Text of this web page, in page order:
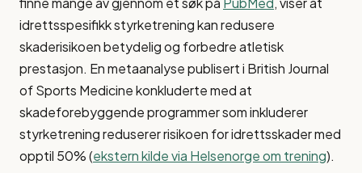
idrettsspesifikk styrketrening kan redusere
skaderisikoen betydelig og forbedre atletisk
prestasjon. En metaanalyse publisert i British Journal
of Sports Medicine konkluderte med at
skadeforebyggende programmer som inkluderer
styrketrening reduserer risikoen for idrettsskader med
opptil 50% (ekstern kilde via Helsenorge om trening).